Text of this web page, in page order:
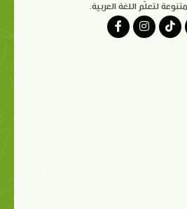
لتعلّم اللغة العربية.